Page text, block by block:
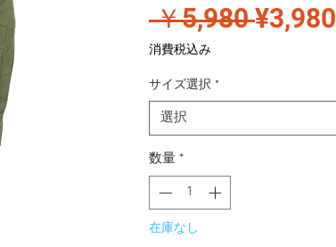
￥5,980 通
¥3,980
消費税込み
サイズ選択 *
選択
数量 *
在庫なし